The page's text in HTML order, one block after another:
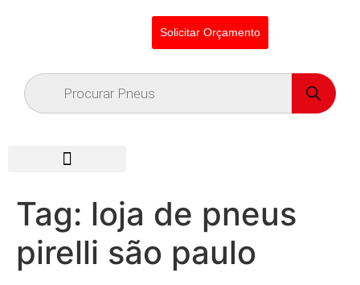
Solicitar Orçamento
Tag: loja de pneus
pirelli são paulo